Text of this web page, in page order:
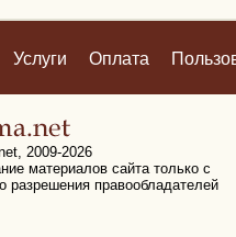
Услуги Оплата
2009-2026
материалов сайта только с
разрешения правообладателей